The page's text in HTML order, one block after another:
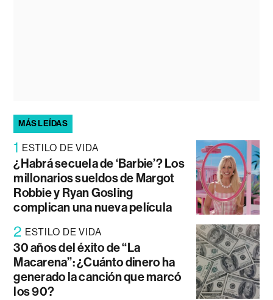
MÁS LEÍDAS
1 ESTILO DE VIDA
¿Habrá secuela de ‘Barbie’? Los
millonarios sueldos de Margot
Robbie y Ryan Gosling
complican una nueva película
2 ESTILO DE VIDA
30 años del éxito de “La
Macarena”: ¿Cuánto dinero ha
generado la canción que marcó
los 90?